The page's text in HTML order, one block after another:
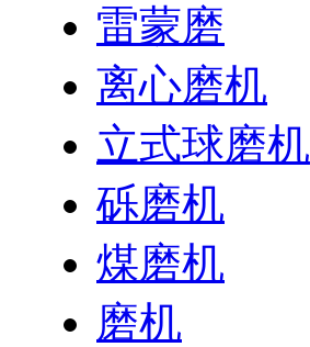
雷蒙磨
离心磨机
立式球磨机
砾磨机
煤磨机
磨机